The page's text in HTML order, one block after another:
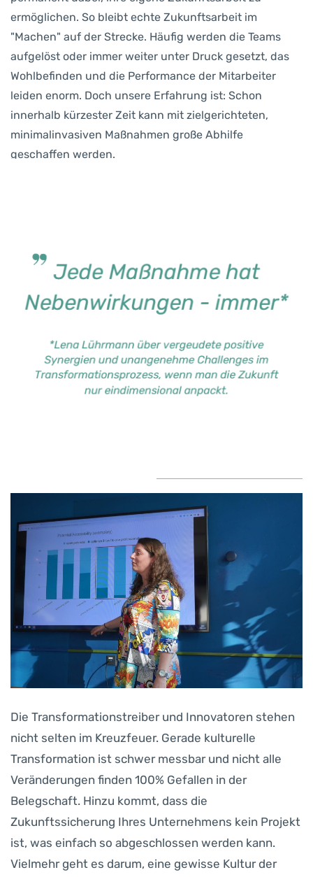
ermöglichen. So bleibt echte Zukunftsarbeit im
"Machen" auf der Strecke. Häufig werden die Teams
aufgelöst oder immer weiter unter Druck gesetzt, das
Wohlbefinden und die Performance der Mitarbeiter
leiden enorm. Doch unsere Erfahrung ist: Schon
innerhalb kürzester Zeit kann mit zielgerichteten,
minimalinvasiven Maßnahmen große Abhilfe
geschaffen werden.
Die Transformationstreiber und Innovatoren stehen
nicht selten im Kreuzfeuer. Gerade kulturelle
Transformation ist schwer messbar und nicht alle
Veränderungen finden 100% Gefallen in der
Belegschaft. Hinzu kommt, dass die
Zukunftssicherung Ihres Unternehmens kein Projekt
ist, was einfach so abgeschlossen werden kann.
Vielmehr geht es darum, eine gewisse Kultur der